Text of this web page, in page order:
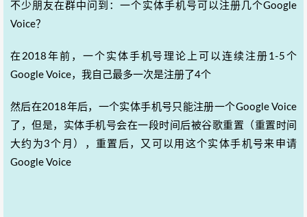
不少朋友在群中问到：一个实体手机号可以注册几个Google
Voice？
在2018年前，一个实体手机号理论上可以连续注册1-5个
Google Voice，我自己最多一次是注册了4个
然后在2018年后，一个实体手机号只能注册一个Google Voice
了，但是，实体手机号会在一段时间后被谷歌重置（重置时间
大约为3个月），重置后，又可以用这个实体手机号来申请
Google Voice